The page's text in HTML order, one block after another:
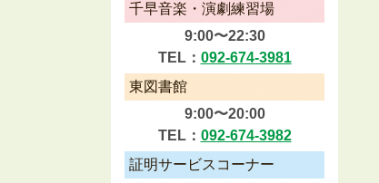
千早音楽・演劇練習場
9:00〜22:30
TEL： 092-674-3981
東図書館
9:00〜20:00
TEL： 092-674-3982
証明サービスコーナー